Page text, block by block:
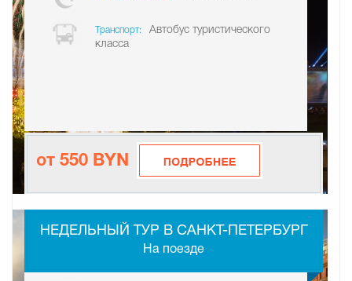
Транспорт:
Автобус туристического
класса
от 550 BYN
НЕДЕЛЬНЫЙ ТУР В САНКТ-ПЕТЕРБУРГ
На поезде
-